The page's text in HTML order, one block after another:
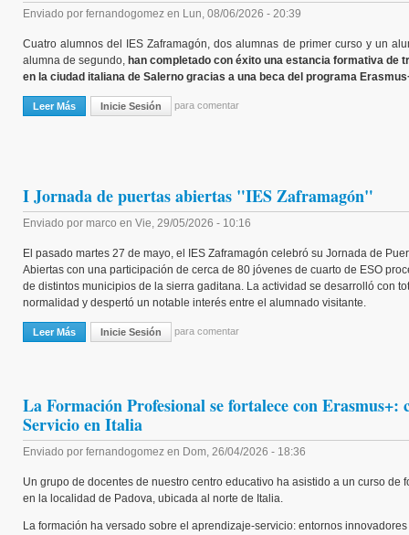
Enviado por fernandogomez en Lun, 08/06/2026 - 20:39
Cuatro alumnos del IES Zaframagón, dos alumnas de primer curso y un
alumna de segundo, han completado con éxito una estancia formativa de
en la ciudad italiana de Salerno gracias a una beca del programa
Leer Más Sobre Cuatro Alumnos Del C.F.G.S. De Integración Social Han
Inicie Sesión para comentar
I Jornada de puertas abiertas "IES Zaframagón"
Enviado por marco en Vie, 29/05/2026 - 10:16
El pasado martes 27 de mayo, el IES Zaframagón celebró su Jornada de
Abiertas con una participación de cerca de 80 jóvenes de cuarto de ESO
de distintos municipios de la sierra gaditana. La actividad se desarrolló con
normalidad y despertó un notable interés entre el alumnado visitante.
Leer Más Sobre I Jornada De Puertas Abiertas "IES Zaframagón"
Inicie Sesión para comentar
La Formación Profesional se fortalece con
Servicio en Italia
Enviado por fernandogomez en Dom, 26/04/2026 - 18:36
Un grupo de docentes de nuestro centro educativo ha asistido a un curso de
en la localidad de Padova, ubicada al norte de Italia.
La formación ha versado sobre el aprendizaje-servicio: entornos